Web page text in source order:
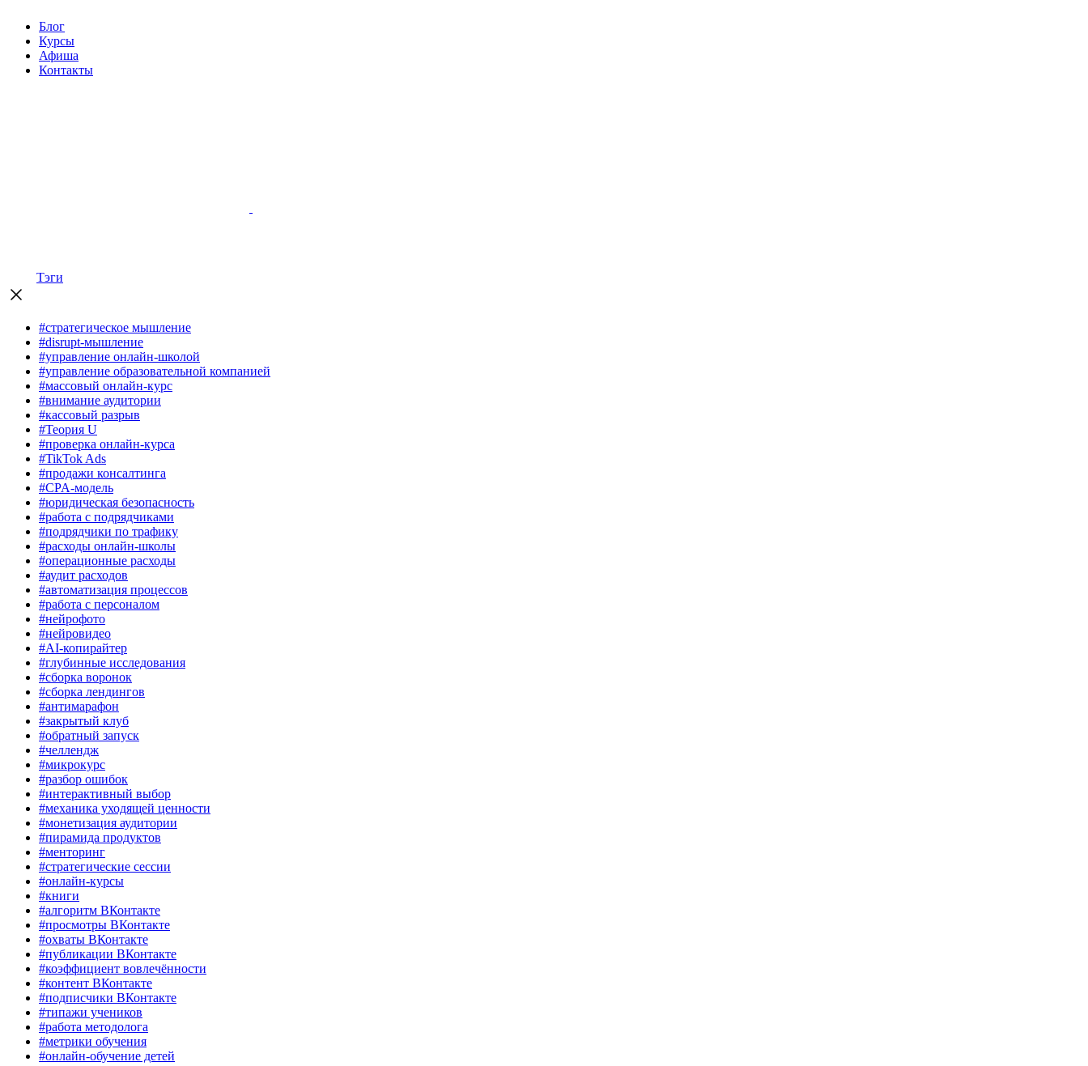
Блог
Курсы
Афиша
Контакты
Тэги
#стратегическое мышление
#disrupt-мышление
#управление онлайн-школой
#управление образовательной компанией
#массовый онлайн-курс
#внимание аудитории
#кассовый разрыв
#Теория U
#проверка онлайн-курса
#TikTok Ads
#продажи консалтинга
#CPA-модель
#юридическая безопасность
#работа с подрядчиками
#подрядчики по трафику
#расходы онлайн-школы
#операционные расходы
#аудит расходов
#автоматизация процессов
#работа с персоналом
#нейрофото
#нейровидео
#AI-копирайтер
#глубинные исследования
#сборка воронок
#сборка лендингов
#антимарафон
#закрытый клуб
#обратный запуск
#челлендж
#микрокурс
#разбор ошибок
#интерактивный выбор
#механика уходящей ценности
#монетизация аудитории
#пирамида продуктов
#менторинг
#стратегические сессии
#онлайн-курсы
#книги
#алгоритм ВКонтакте
#просмотры ВКонтакте
#охваты ВКонтакте
#публикации ВКонтакте
#коэффициент вовлечённости
#контент ВКонтакте
#подписчики ВКонтакте
#типажи учеников
#работа методолога
#метрики обучения
#онлайн-обучение детей